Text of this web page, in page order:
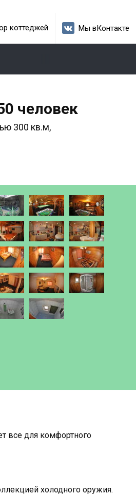
коттеджей Мы вКонтакте
человек
300 кв.м,
все для комфортного
холодного оружия.